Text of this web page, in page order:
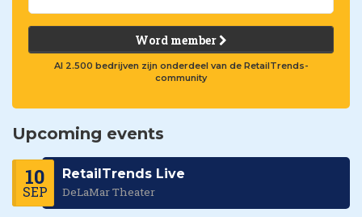
Word member
Al 2.500 bedrijven zijn onderdeel van de RetailTrends-
community
Upcoming events
10
SEP
RetailTrends Live
DeLaMar Theater